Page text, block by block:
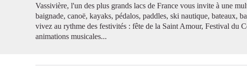
Vassivière, l'un des plus grands lacs de France vous invite à une
baignade, canoë, kayaks, pédalos, paddles, ski nautique, bateaux,
vivez au rythme des festivités : fête de la Saint Amour, Festival du
animations musicales...